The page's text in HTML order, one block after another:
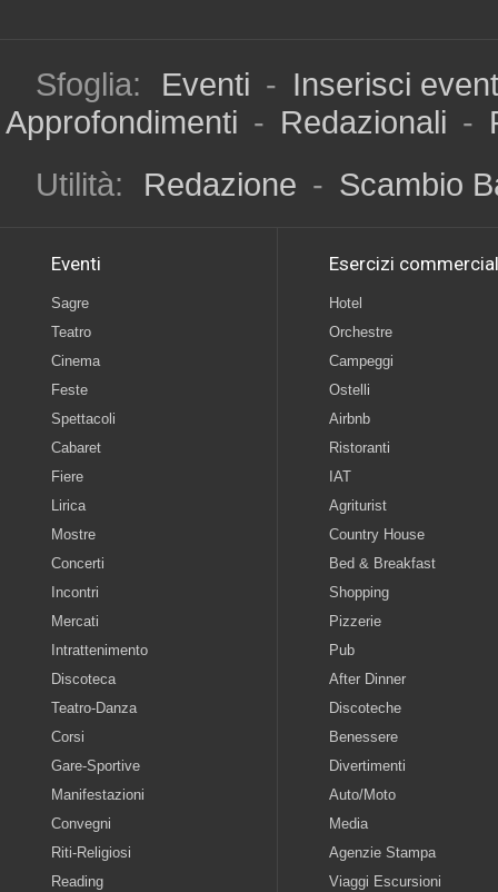
Sfoglia: Eventi - Inserisci
Approfondimenti - Redazionali -
Utilità:
Redazione - Scambio
Eventi
Sagre
Teatro
Cinema
Feste
Spettacoli
Cabaret
Fiere
Lirica
Mostre
Concerti
Incontri
Mercati
Intrattenimento
Discoteca
Teatro-Danza
Corsi
Gare-Sportive
Manifestazioni
Convegni
Riti-Religiosi
Reading
Esercizi
Hotel
Orchestre
Campeggi
Ostelli
Airbnb
Ristoranti
IAT
Agriturist
Country House
Bed & Breakfast
Shopping
Pizzerie
Pub
After Dinner
Discoteche
Benessere
Divertimenti
Auto/Moto
Media
Agenzie Stampa
Viaggi Escursioni